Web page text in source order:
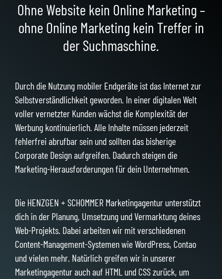
Ohne Website kein Online Marketing –
ohne Online Marketing kein Treffer in
der Suchmaschine.
Durch die Nutzung mobiler Endgeräte ist das Internet zur
Selbstverständlichkeit geworden. In einer digitalen Welt
voller vernetzter Kunden wächst die Komplexität der
Werbung kontinuierlich. Alle Inhalte müssen jederzeit
fehlerfrei abrufbar sein und sollten das bisherige
Corporate Design aufgreifen. Dadurch steigen die
Marketing-Herausforderungen für dein Unternehmen.
Die HENZGEN + SCHOMMER Marketingagentur unterstützt
dich in der Planung, Umsetzung und Vermarktung deines
Web-Projekts. Dabei arbeiten wir mit verschiedenen
Content-Management-Systemen wie WordPress, Contao
und vielen mehr. Natürlich greifen wir in unserer
Marketingagentur auch auf HTML und CSS zurück, um